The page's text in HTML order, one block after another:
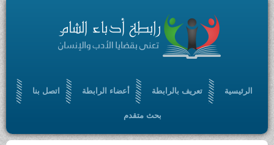
الرئيسية تعريف بالرابطة أعضاء الرابطة اتصل بنا
بحث متقدم